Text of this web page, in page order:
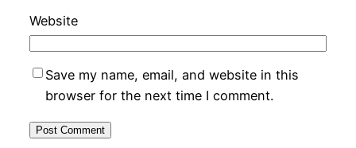
Website
Save my name, email, and website in this
browser for the next time I comment.